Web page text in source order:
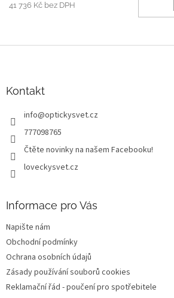
41 736 Kč bez DPH
Kontakt
info@optickysvet.cz
777098765
Čtěte novinky na našem Facebooku!
loveckysvet.cz
Informace pro Vás
Napište nám
Obchodní podmínky
Ochrana osobních údajů
Zásady používání souborů cookies
Reklamační řád - poučení pro spotřebitele